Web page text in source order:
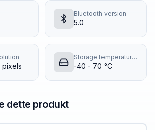
Bluetooth version
5.0
Storage temperature (T-T)
-40 - 70 °C
dette produkt